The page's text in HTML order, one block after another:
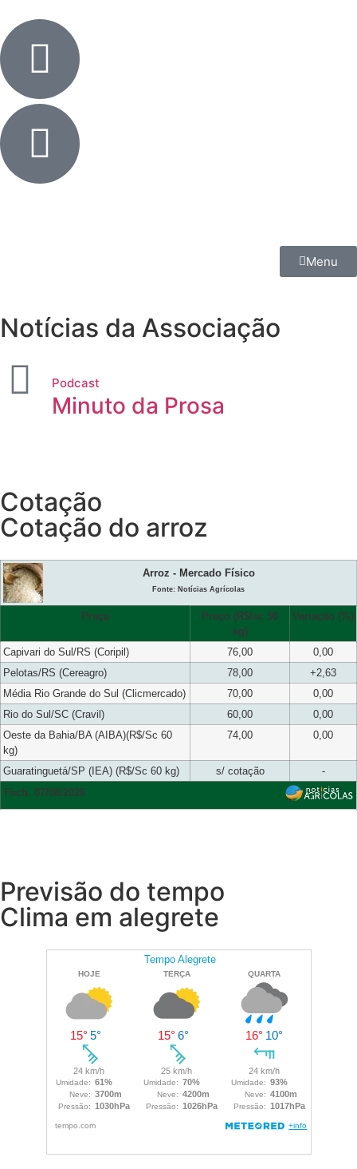
Menu
Notícias da Associação
Podcast
Minuto da Prosa
Cotação
Cotação do arroz
Arroz - Mercado Físico
Fonte: Notícias Agrícolas
Praça
Preço (R$/sc 50
kg)
Variação (%)
Capivari do Sul/RS (Coripil) 76,00
0,00
Pelotas/RS (Cereagro)
78,00
+2,63
Média Rio Grande do Sul (Clicmercado)
70,00
0,00
Rio do Sul/SC (Cravil)
60,00
0,00
Oeste da Bahia/BA (AIBA)(R$/Sc 60
kg)
74,00 0,00
Guaratinguetá/SP (IEA) (R$/Sc 60 kg) s/ cotação
-
Fech. 07/08/2026
Previsão do tempo
Clima em alegrete